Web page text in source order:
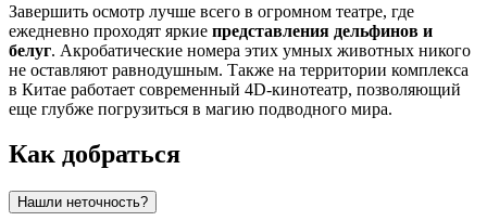
Завершить осмотр лучше всего в огромном театре, где
ежедневно проходят яркие представления дельфинов и
белуг. Акробатические номера этих умных животных никого
не оставляют равнодушным. Также на территории комплекса
в Китае работает современный 4D-кинотеатр, позволяющий
еще глубже погрузиться в магию подводного мира.
Как добраться
Нашли неточность?